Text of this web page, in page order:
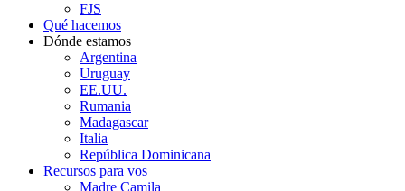
FJS
Qué hacemos
Dónde estamos
Argentina
Uruguay
EE.UU.
Rumania
Madagascar
Italia
República Dominicana
Recursos para vos
Madre Camila